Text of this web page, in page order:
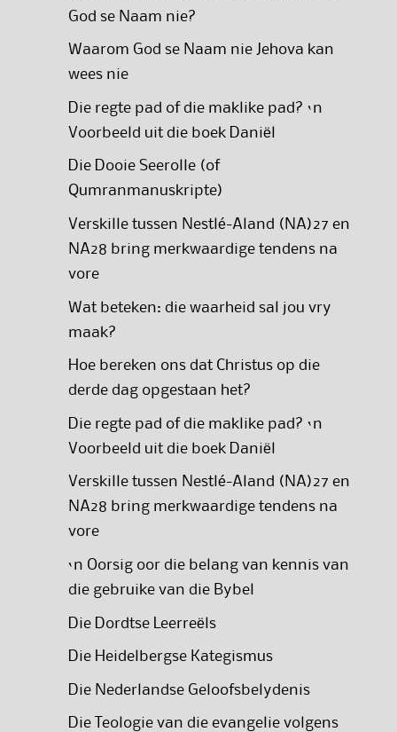
God se Naam nie?
Waarom God se Naam nie Jehova kan
wees nie
Die regte pad of die maklike pad? ‘n
Voorbeeld uit die boek Daniël
Die Dooie Seerolle (of
Qumranmanuskripte)
Verskille tussen Nestlé-Aland (NA)27 en
NA28 bring merkwaardige tendens na
vore
Wat beteken: die waarheid sal jou vry
maak?
Hoe bereken ons dat Christus op die
derde dag opgestaan het?
Die regte pad of die maklike pad? ‘n
Voorbeeld uit die boek Daniël
Verskille tussen Nestlé-Aland (NA)27 en
NA28 bring merkwaardige tendens na
vore
‘n Oorsig oor die belang van kennis van
die gebruike van die Bybel
Die Dordtse Leerreëls
Die Heidelbergse Kategismus
Die Nederlandse Geloofsbelydenis
Die Teologie van die evangelie volgens